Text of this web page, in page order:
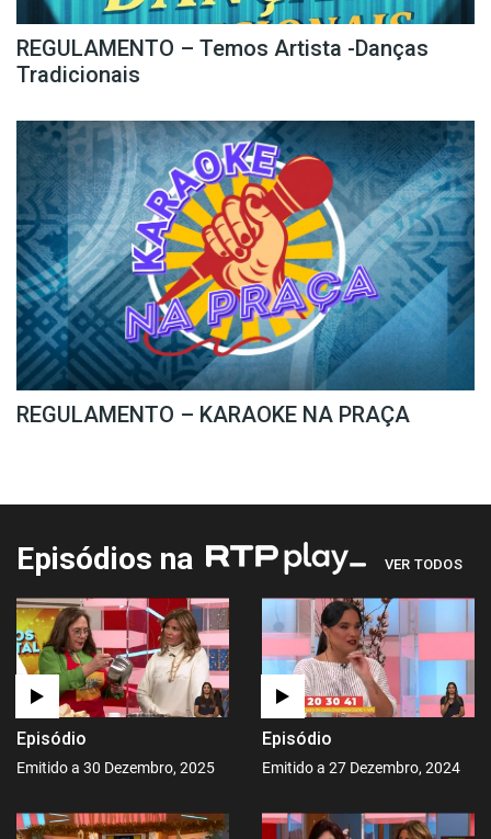
REGULAMENTO – Temos Artista -Danças
Tradicionais
REGULAMENTO – KARAOKE NA PRAÇA
Episódios na VER TODOS
Episódio
Emitido a 30 Dezembro, 2025
Episódio
Emitido a 27 Dezembro, 2024